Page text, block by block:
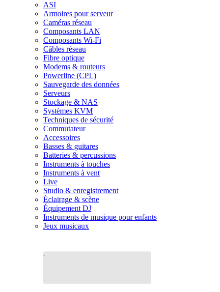
ASI
Armoires pour serveur
Caméras réseau
Composants LAN
Composants Wi-Fi
Câbles réseau
Fibre optique
Modems & routeurs
Powerline (CPL)
Sauvegarde des données
Serveurs
Stockage & NAS
Systèmes KVM
Techniques de sécurité
Commutateur
Accessoires
Basses & guitares
Batteries & percussions
Instruments à touches
Instruments à vent
Live
Studio & enregistrement
Éclairage & scène
Équipement DJ
Instruments de musique pour enfants
Jeux musicaux